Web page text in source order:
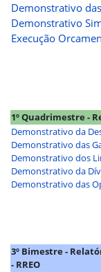
Demonstrativo
Demonstrativo
Execução
1º Quadrimestre -
Demonstrativo da
Demonstrativo das
Demonstrativo dos
Demonstrativo da
Demonstrativo das
3º Bimestre -
- RREO